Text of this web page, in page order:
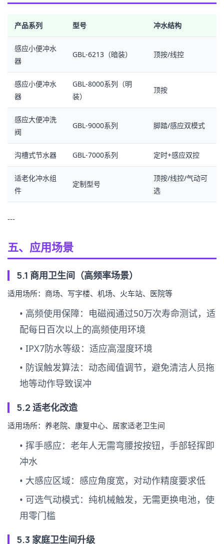
产品系列 型号 冲水结构
感应小便冲水
器
GBL-6213（暗装） 顶按/线控
感应小便冲水
器
GBL-8000系列（明
装）
顶按
感应大便冲洗
阀
GBL-9000系列 脚踏/感应双模式
沟槽式节水器 GBL-7000系列 定时+感应双控
适老化冲水组
件
定制型号
顶按/线控/气动可
选
---
五、应用场景
5.1 商用卫生间（高频率场景）
适用场所：商场、写字楼、机场、火车站、医院等
• 高频使用保障：电磁阀通过50万次寿命测试，适
配每日百次以上的高频使用环境
• IPX7防水等级：适应高湿度环境
• 防误触发算法：动态阈值调节，避免清洁人员拖
地等动作导致误冲
5.2 适老化改造
适用场所：养老院、康复中心、居家适老卫生间
• 挥手感应：老年人无需弯腰按按钮，手部轻挥即
冲水
• 大感应区域：感应角度宽，对动作精度要求低
• 可选气动模式：纯机械触发，无需更换电池，使
用零门槛
5.3 家庭卫生间升级